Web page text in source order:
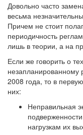
Довольно часто
весьма
Причем не стоит
периодичность
лишь в теории, а на
Если же говорить о
незапланированному
2008 года, то в
них:
Неправильная
нагрузкам их